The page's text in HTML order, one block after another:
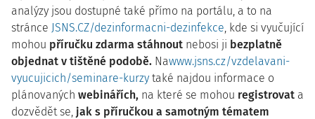
analýzy jsou dostupné také přímo na portálu, a to na
stránce JSNS.CZ/dezinformacni-dezinfekce, kde si vyučující
mohou příručku zdarma stáhnout nebosi ji bezplatně
objednat v tištěné podobě. Nawww.jsns.cz/vzdelavani-
vyucujicich/seminare-kurzy také najdou informace o
plánovaných webinářích, na které se mohou registrovat a
dozvědět se, jak s příručkou a samotným tématem